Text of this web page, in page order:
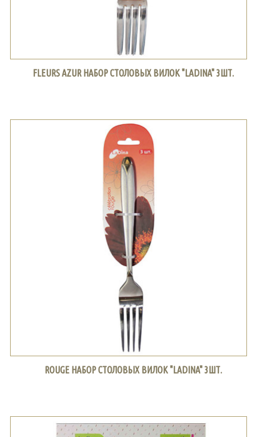
FLEURS AZUR НАБОР СТОЛОВЫХ ВИЛОК "LADINA" 3ШТ.
ROUGE НАБОР СТОЛОВЫХ ВИЛОК "LADINA" 3ШТ.